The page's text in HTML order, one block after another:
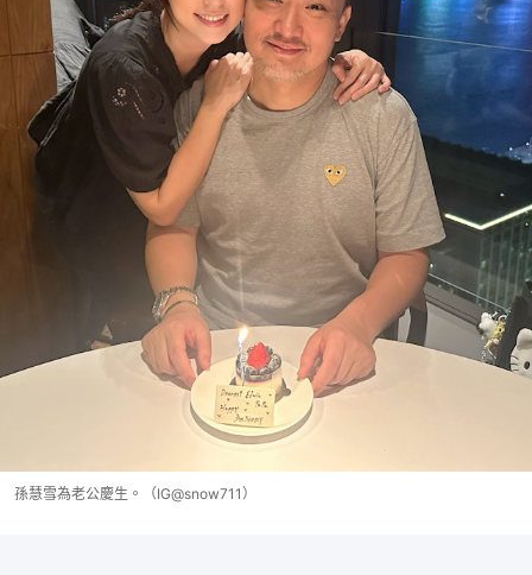
孫慧雪為老公慶生。（IG@snow711）